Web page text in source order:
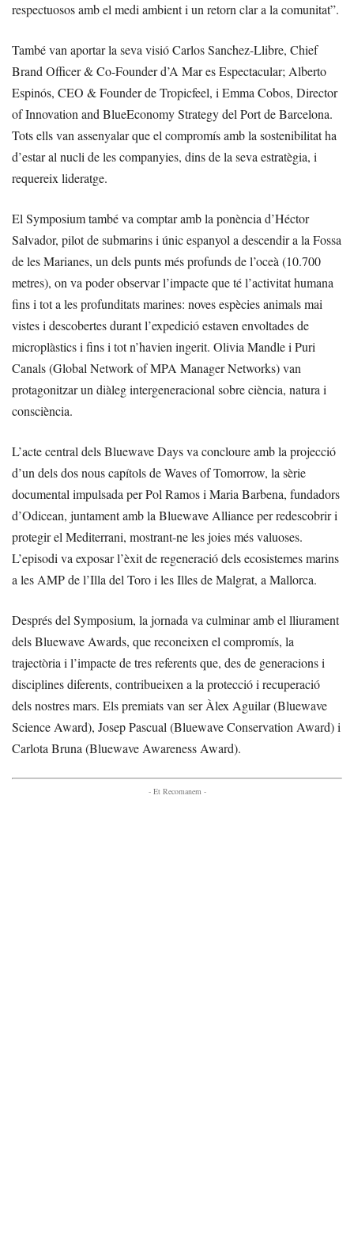
respectuosos amb el medi ambient i un retorn clar a la comunitat”.
També van aportar la seva visió Carlos Sanchez-Llibre, Chief
Brand Officer & Co-Founder d’A Mar es Espectacular; Alberto
Espinós, CEO & Founder de Tropicfeel, i Emma Cobos, Director
of Innovation and BlueEconomy Strategy del Port de Barcelona.
Tots ells van assenyalar que el compromís amb la sostenibilitat ha
d’estar al nucli de les companyies, dins de la seva estratègia, i
requereix lideratge.
El Symposium també va comptar amb la ponència d’Héctor
Salvador, pilot de submarins i únic espanyol a descendir a la Fossa
de les Marianes, un dels punts més profunds de l’oceà (10.700
metres), on va poder observar l’impacte que té l’activitat humana
fins i tot a les profunditats marines: noves espècies animals mai
vistes i descobertes durant l’expedició estaven envoltades de
microplàstics i fins i tot n’havien ingerit. Olivia Mandle i Puri
Canals (Global Network of MPA Manager Networks) van
protagonitzar un diàleg intergeneracional sobre ciència, natura i
consciència.
L’acte central dels Bluewave Days va concloure amb la projecció
d’un dels dos nous capítols de Waves of Tomorrow, la sèrie
documental impulsada per Pol Ramos i Maria Barbena, fundadors
d’Odicean, juntament amb la Bluewave Alliance per redescobrir i
protegir el Mediterrani, mostrant-ne les joies més valuoses.
L’episodi va exposar l’èxit de regeneració dels ecosistemes marins
a les AMP de l’Illa del Toro i les Illes de Malgrat, a Mallorca.
Després del Symposium, la jornada va culminar amb el lliurament
dels Bluewave Awards, que reconeixen el compromís, la
trajectòria i l’impacte de tres referents que, des de generacions i
disciplines diferents, contribueixen a la protecció i recuperació
dels nostres mars. Els premiats van ser Àlex Aguilar (Bluewave
Science Award), Josep Pascual (Bluewave Conservation Award) i
Carlota Bruna (Bluewave Awareness Award).
- Et Recomanem -